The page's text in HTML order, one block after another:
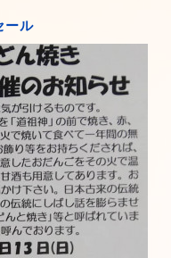
ール